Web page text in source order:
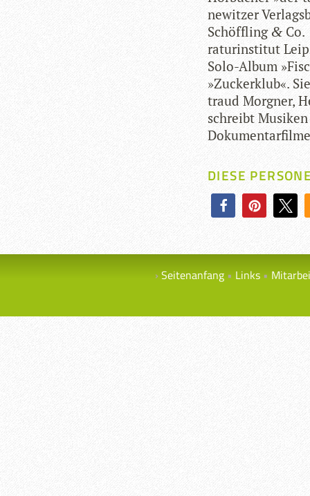
ne­wit­zer
Schöff­ling &Co.
ra­tur­in­sti­tut
Solo-Album
»Zucker­klub«.
traud Mor­g­ner,
schreibt
DIESE
Seitenanfang Links